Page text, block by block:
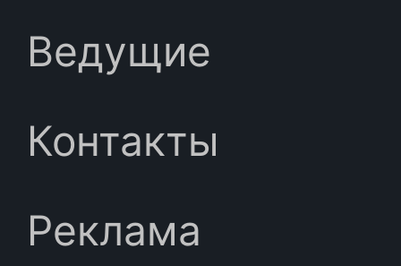
Ведущие
Контакты
Реклама